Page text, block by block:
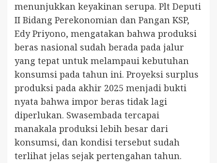
menunjukkan keyakinan serupa. Plt Deputi
II Bidang Perekonomian dan Pangan KSP,
Edy Priyono, mengatakan bahwa produksi
beras nasional sudah berada pada jalur
yang tepat untuk melampaui kebutuhan
konsumsi pada tahun ini. Proyeksi surplus
produksi pada akhir 2025 menjadi bukti
nyata bahwa impor beras tidak lagi
diperlukan. Swasembada tercapai
manakala produksi lebih besar dari
konsumsi, dan kondisi tersebut sudah
terlihat jelas sejak pertengahan tahun.